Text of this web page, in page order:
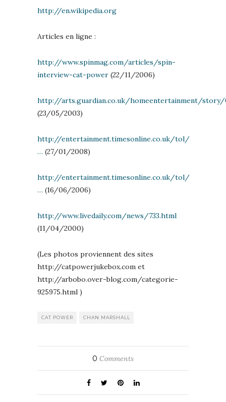
http://en.wikipedia.org
Articles en ligne :
http://www.spinmag.com/articles/spin-
interview-cat-power (22/11/2006)
http://arts.guardian.co.uk/homeentertainment/story/
(23/05/2003)
http://entertainment.timesonline.co.uk/tol/
… (27/01/2008)
http://entertainment.timesonline.co.uk/tol/
… (16/06/2006)
http://www.livedaily.com/news/733.html
(11/04/2000)
(Les photos proviennent des sites
http://catpowerjukebox.com et
http://arbobo.over-blog.com/categorie-
925975.html )
CAT POWER CHAN MARSHALL
0 Comments